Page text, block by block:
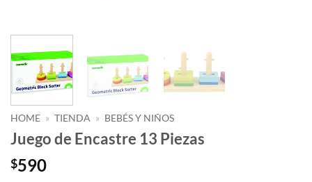
HOME » TIENDA » BEBÉS Y NIÑOS
Juego de Encastre 13 Piezas
$590